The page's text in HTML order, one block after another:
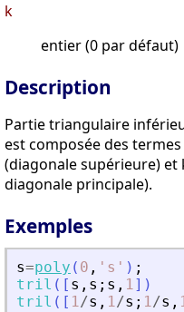
k
entier (0 par défaut)
Description
Partie triangulaire
est composée des
(diagonale supérieure) et
diagonale principale).
Exemples
s=poly ( 0 , ' s ' ) ;
tril ( [ s , s ; s , 1] )
tril ( [ 1/s , 1/s ; 1/s ,